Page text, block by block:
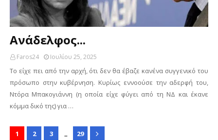
Ανάδελφος...
Faros24 Ιουλίου 25, 2025
Το είχε πει από την αρχή, ότι δεν θα έβαζε κανένα συγγενικό του
πρόσωπο στην κυβέρνηση. Κυρίως εννοούσε την αδερφή του,
Ντόρα Μπακογιάννη (η οποία είχε φύγει από τη ΝΔ και έκανε
κόμμα δικό της) για …
1 2 3 ... 29